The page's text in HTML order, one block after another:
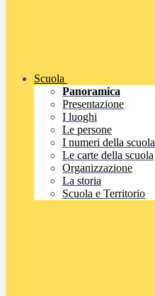
Scuola
Panoramica
Presentazione
I luoghi
Le persone
I numeri della scuola
Le carte della scuola
Organizzazione
La storia
Scuola e Territorio